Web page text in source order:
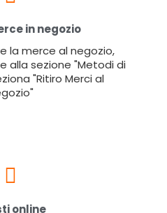
in negozio
la merce al negozio,
alla sezione "Metodi di
"Ritiro Merci al
online